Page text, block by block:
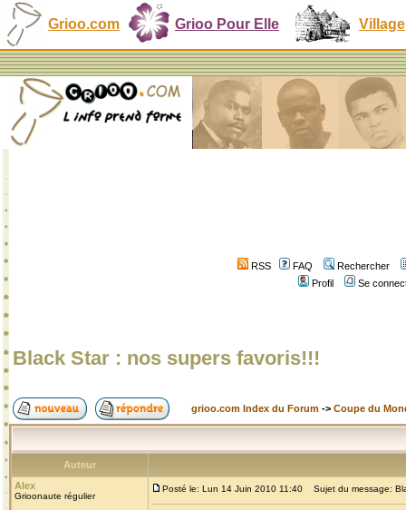
Grioo.com Grioo Pour Elle Village
RSS FAQ
Rechercher
Profil
Se
Black Star : nos supers favoris!!!
grioo.com Index du Forum -> Coupe du
Auteur
Alex
Grioonaute régulier
Posté le: Lun 14 Juin 2010 11:40 Sujet du message: